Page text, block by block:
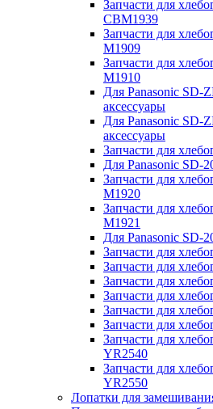
Запчасти для
CBM1939
Запчасти для
M1909
Запчасти для
M1910
Для Panasonic SD-
аксессуары
Для Panasonic SD-
аксессуары
Запчасти для
Для Panasonic SD-
Запчасти для
M1920
Запчасти для
M1921
Для Panasonic SD-
Запчасти для
Запчасти для
Запчасти для
Запчасти для
Запчасти для
Запчасти для
Запчасти для
YR2540
Запчасти для
YR2550
Лопатки для